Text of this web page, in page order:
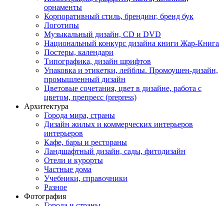
орнаменты
Корпоративный стиль, брендинг, бренд бук
Логотипы
Музыкальный дизайн, СD и DVD
Национальный конкурс дизайна книги Жар-Книга
Постеры, календари
Типографика, дизайн шрифтов
Упаковка и этикетки, лейблы. Промоушен-дизайн,
промышленный дизайн
Цветовые сочетания, цвет в дизайне, работа с
цветом, препресс (prepress)
Архитектура
Города мира, страны
Дизайн жилых и коммерческих интерьеров
интерьеров
Кафе, бары и рестораны
Ландшафтный дизайн, сады, фитодизайн
Отели и курорты
Частные дома
Учебники, справочники
Разное
Фотография